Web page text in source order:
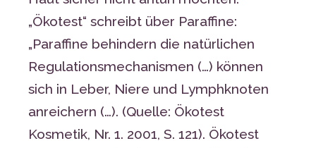
„Ökotest“ schreibt über Paraffine:
„Paraffine behindern die natürlichen
Regulationsmechanismen (…) können
sich in Leber, Niere und Lymphknoten
anreichern (…). (Quelle: Ökotest
Kosmetik, Nr. 1. 2001, S. 121). Ökotest